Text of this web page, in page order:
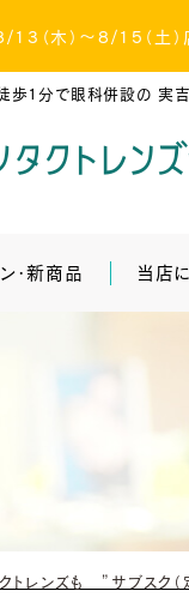
13（木）～8/15（土）
歩1分で眼科併設の 実
・新商品 当店
トレンズも ”サブスク